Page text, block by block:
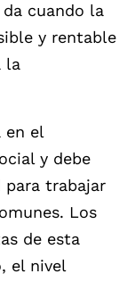
da cuando la
y rentable
la
en el
y debe
trabajar
Los
de esta
el nivel